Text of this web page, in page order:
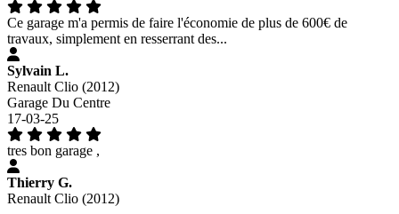
Ce garage m'a permis de faire l'économie de plus de 600€ de
travaux, simplement en resserrant des...
Sylvain L.
Renault Clio (2012)
Garage Du Centre
17-03-25
tres bon garage ,
Thierry G.
Renault Clio (2012)